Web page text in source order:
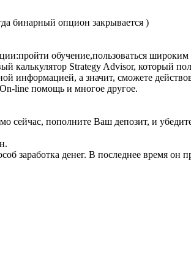
бинарный опцион закрывается )
обучение,пользоваться
калькулятор Strategy Advisor, который
информацией, а значит, сможете
line помощь и многое другое.
сейчас, пополните Ваш депозит, и
заработка денег. В последнее время